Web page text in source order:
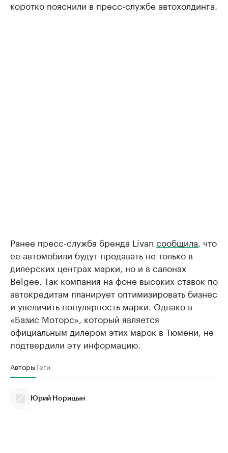
коротко пояснили в пресс-службе автохолдинга.
Ранее пресс-служба бренда Livan сообщила , что
ее автомобили будут продавать не только в
дилерских центрах марки, но и в салонах
Belgee. Так компания на фоне высоких ставок по
автокредитам планирует оптимизировать бизнес
и увеличить популярность марки. Однако в
«Базис Моторс», который является
официальным дилером этих марок в Тюмени, не
подтвердили эту информацию.
АвторыТеги
Юрий Норицын